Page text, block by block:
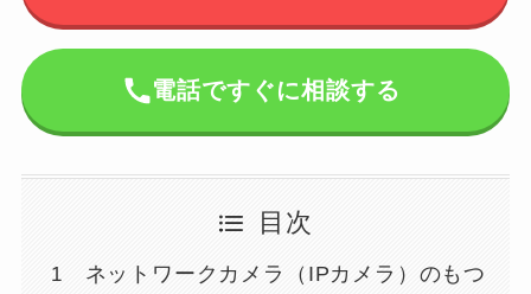
電話ですぐに相談する
目次
ネットワークカメラ（IPカメラ）のもつ